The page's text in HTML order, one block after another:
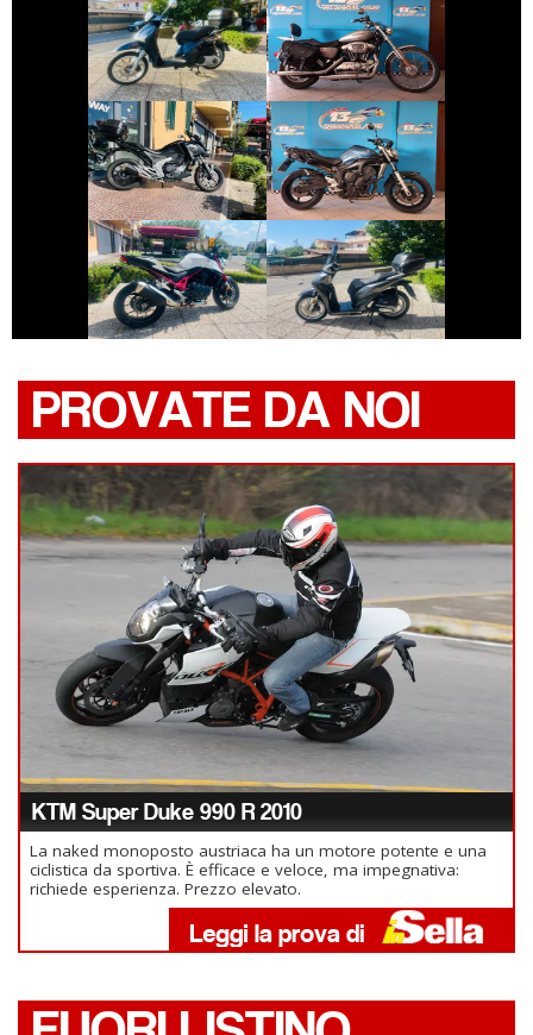
PIAGGIO LIBERTY
HARLEY-
DAVIDSON
SPORTSTER
HONDA NC-X
€ 6.490 €
YAMAHA FZ6
€ 3.290 €
HONDA HORNET
€ 5.990 €
HONDA SH
€ 2.390 €
PROVATE DA NOI
KTM Super Duke 990 R 2010
La naked monoposto austriaca ha un motore potente e una
ciclistica da sportiva. È efficace e veloce, ma impegnativa:
richiede esperienza. Prezzo elevato.